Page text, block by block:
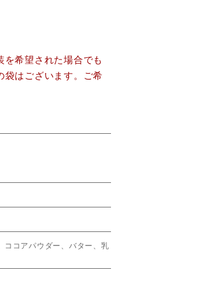
希望された場合でも
袋はございます。ご希
ココアパウダー、バター、乳